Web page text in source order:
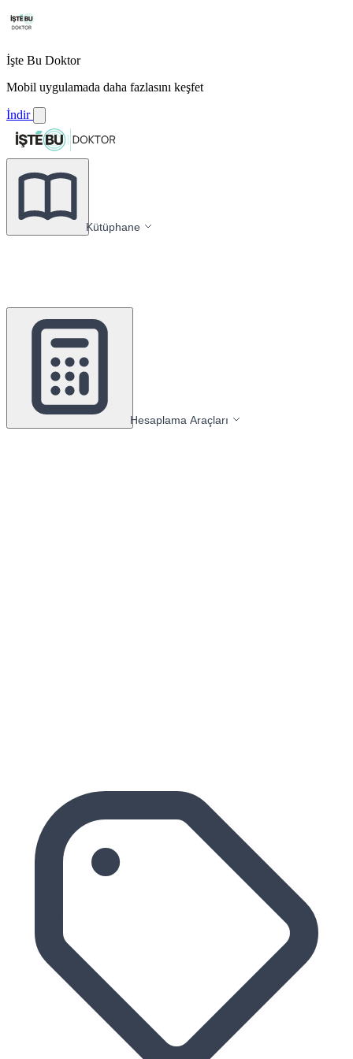
İşte Bu Doktor
Mobil uygulamada daha fazlasını keşfet
İndir
Kütüphane
Hesaplama Araçları